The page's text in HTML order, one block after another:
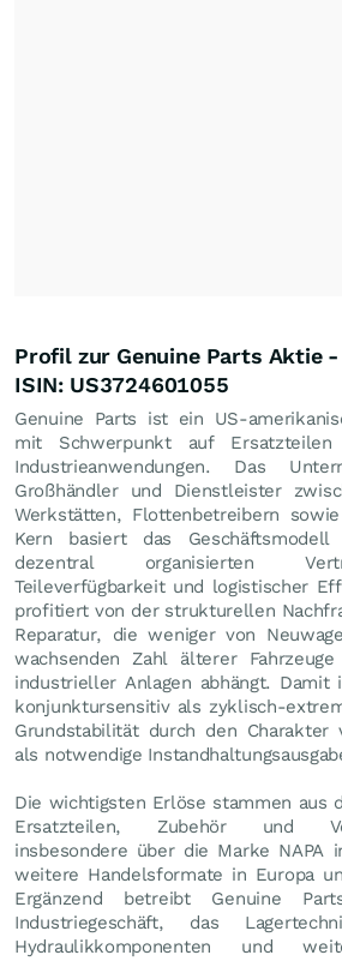
Profil zur Genuine Parts Aktie -
ISIN: US3724601055
Genuine Parts ist ein US-
mit Schwerpunkt auf
Industrieanwendungen. Das
Großhändler und Dienstleister
Werkstätten, Flottenbetreibern
Kern basiert das
dezentral organisierten
Teileverfügbarkeit und logistischer
profitiert von der strukturellen
Reparatur, die weniger von
wachsenden Zahl älterer
industrieller Anlagen abhängt. Damit
konjunktursensitiv als zyklisch-
Grundstabilität durch den Charakter
als notwendige
Die wichtigsten Erlöse stammen aus
Ersatzteilen, Zubehör und
insbesondere über die Marke NAPA
weitere Handelsformate in Europa
Ergänzend betreibt Genuine
Industriegeschäft, das
Hydraulikkomponenten und